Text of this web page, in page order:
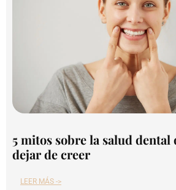
5 mitos sobre la salud dental
dejar de creer
LEER MÁS ->